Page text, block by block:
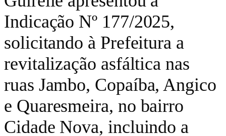
Indicação Nº 177/2025,
solicitando à Prefeitura a
revitalização asfáltica nas
ruas Jambo, Copaíba, Angico
e Quaresmeira, no bairro
Cidade Nova, incluindo a